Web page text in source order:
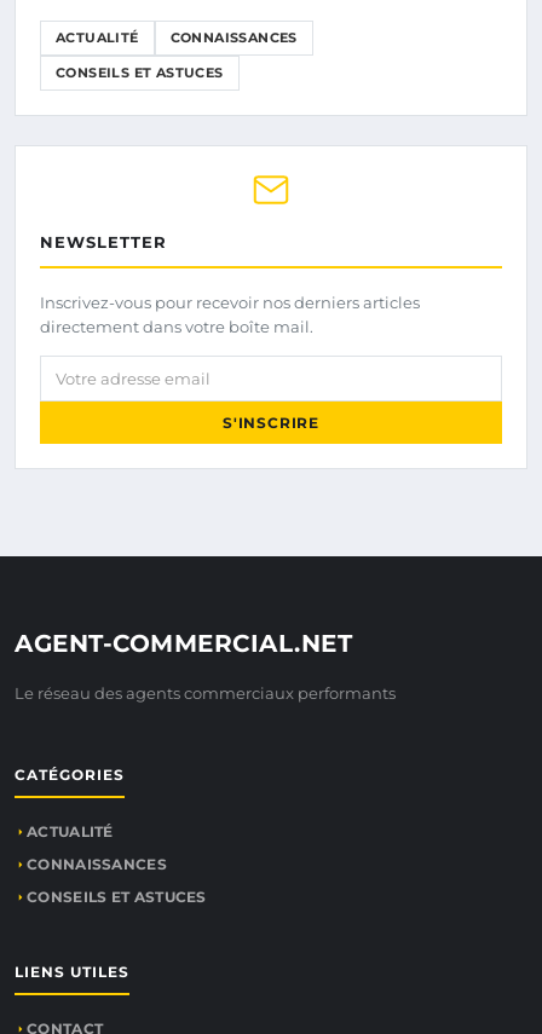
ACTUALITÉ CONNAISSANCES
CONSEILS ET ASTUCES
NEWSLETTER
Inscrivez-vous pour recevoir nos derniers articles
directement dans votre boîte mail.
Votre adresse email
S'INSCRIRE
AGENT-COMMERCIAL.NET
Le réseau des agents commerciaux performants
CATÉGORIES
ACTUALITÉ
CONNAISSANCES
CONSEILS ET ASTUCES
LIENS UTILES
CONTACT